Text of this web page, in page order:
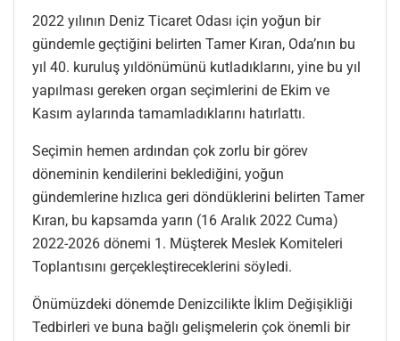
2022 yılının Deniz Ticaret Odası için yoğun bir
gündemle geçtiğini belirten Tamer Kıran, Oda’nın bu
yıl 40. kuruluş yıldönümünü kutladıklarını, yine bu yıl
yapılması gereken organ seçimlerini de Ekim ve
Kasım aylarında tamamladıklarını hatırlattı.
Seçimin hemen ardından çok zorlu bir görev
döneminin kendilerini beklediğini, yoğun
gündemlerine hızlıca geri döndüklerini belirten Tamer
Kıran, bu kapsamda yarın (16 Aralık 2022 Cuma)
2022-2026 dönemi 1. Müşterek Meslek Komiteleri
Toplantısını gerçekleştireceklerini söyledi.
Önümüzdeki dönemde Denizcilikte İklim Değişikliği
Tedbirleri ve buna bağlı gelişmelerin çok önemli bir